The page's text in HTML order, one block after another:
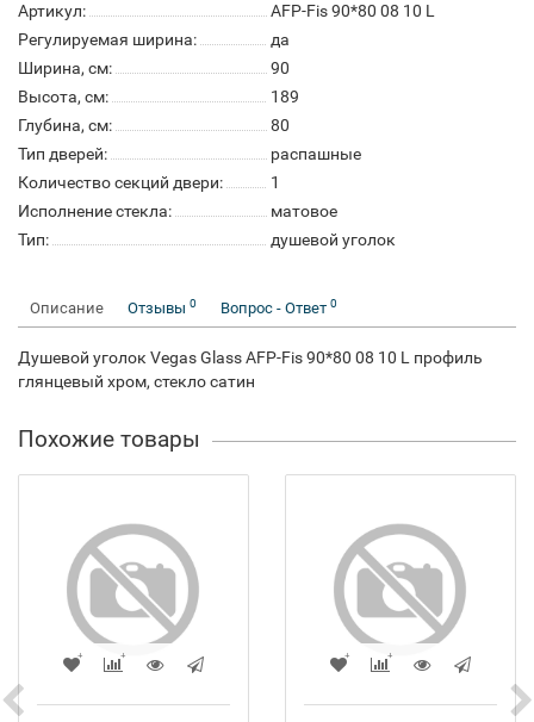
Артикул:
AFP-Fis 90*80 08 10 L
Регулируемая ширина:
да
Ширина, см:
90
Высота, см:
189
Глубина, см:
80
Тип дверей:
распашные
Количество секций двери:
1
Исполнение стекла:
матовое
Тип:
душевой уголок
Описание Отзывы 0 Вопрос - Ответ 0
Душевой уголок Vegas Glass AFP-Fis 90*80 08 10 L профиль
глянцевый хром, стекло сатин
Похожие товары